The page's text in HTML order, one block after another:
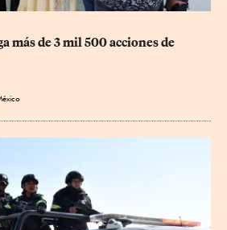
más de 3 mil 500 acciones de